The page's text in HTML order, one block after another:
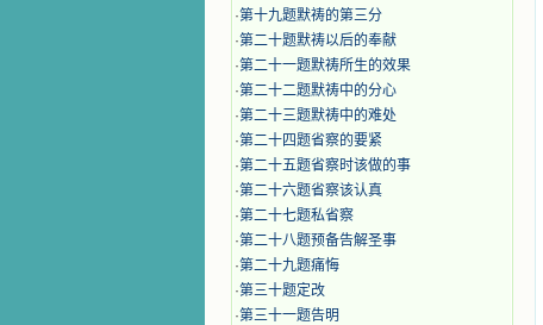
·第十九题默祷的第三分
·第二十题默祷以后的奉献
·第二十一题默祷所生的效果
·第二十二题默祷中的分心
·第二十三题默祷中的难处
·第二十四题省察的要紧
·第二十五题省察时该做的事
·第二十六题省察该认真
·第二十七题私省察
·第二十八题预备告解圣事
·第二十九题痛悔
·第三十题定改
·第三十一题告明